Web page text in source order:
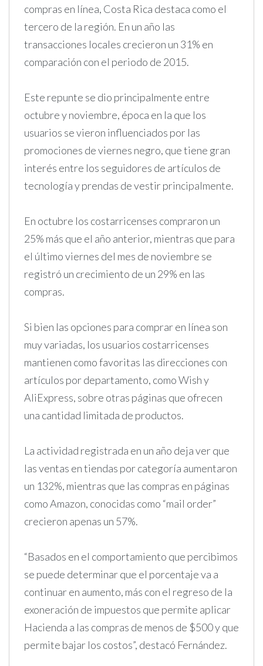
compras en línea, Costa Rica destaca como el
tercero de la región. En un año las
transacciones locales crecieron un 31% en
comparación con el periodo de 2015.
Este repunte se dio principalmente entre
octubre y noviembre, época en la que los
usuarios se vieron influenciados por las
promociones de viernes negro, que tiene gran
interés entre los seguidores de artículos de
tecnología y prendas de vestir principalmente.
En octubre los costarricenses compraron un
25% más que el año anterior, mientras que para
el último viernes del mes de noviembre se
registró un crecimiento de un 29% en las
compras.
Si bien las opciones para comprar en línea son
muy variadas, los usuarios costarricenses
mantienen como favoritas las direcciones con
artículos por departamento, como Wish y
AliExpress, sobre otras páginas que ofrecen
una cantidad limitada de productos.
La actividad registrada en un año deja ver que
las ventas en tiendas por categoría aumentaron
un 132%, mientras que las compras en páginas
como Amazon, conocidas como “mail order”
crecieron apenas un 57%.
“Basados en el comportamiento que percibimos
se puede determinar que el porcentaje va a
continuar en aumento, más con el regreso de la
exoneración de impuestos que permite aplicar
Hacienda a las compras de menos de $500 y que
permite bajar los costos”, destacó Fernández.